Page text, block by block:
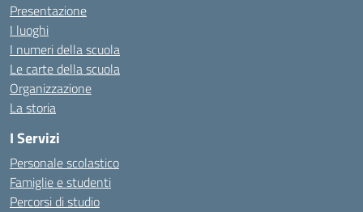
Presentazione
I luoghi
I numeri della scuola
Le carte della scuola
Organizzazione
La storia
I Servizi
Personale scolastico
Famiglie e studenti
Percorsi di studio